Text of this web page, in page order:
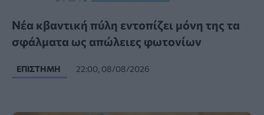
Νέα κβαντική πύλη εντοπίζει μόνη της τα
σφάλματα ως απώλειες φωτονίων
ΕΠΙΣΤΉΜΗ 22:00, 08/08/2026